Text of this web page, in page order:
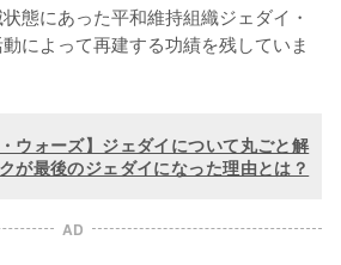
態にあった平和維持組織ジェダイ・
によって再建する功績を残していま
・ウォーズ】ジェダイについて丸ごと解
が最後のジェダイになった理由とは？
AD